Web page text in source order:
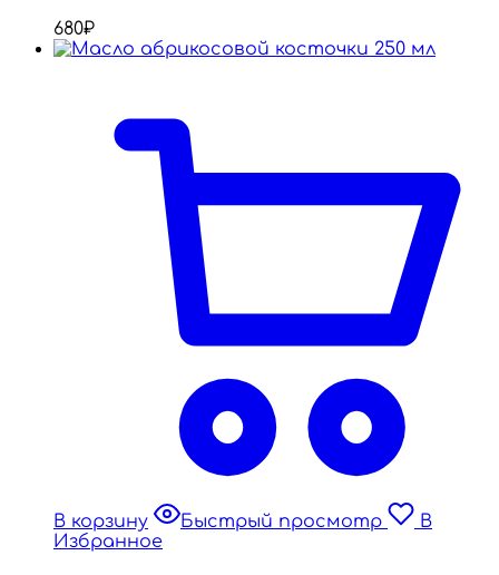
680₽
В корзину Быстрый просмотр
В
Избранное